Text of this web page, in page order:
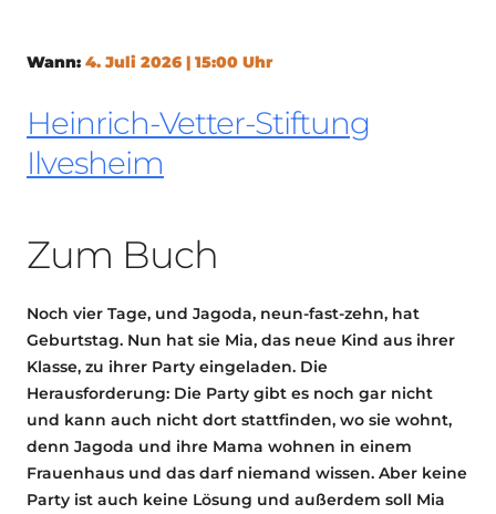
Wann: 4. Juli 2026 | 15:00 Uhr
Heinrich-Vetter-Stiftung
Ilvesheim
Zum Buch
Noch vier Tage, und Jagoda, neun-fast-zehn, hat
Geburtstag. Nun hat sie Mia, das neue Kind aus ihrer
Klasse, zu ihrer Party eingeladen. Die
Herausforderung: Die Party gibt es noch gar nicht
und kann auch nicht dort stattfinden, wo sie wohnt,
denn Jagoda und ihre Mama wohnen in einem
Frauenhaus und das darf niemand wissen. Aber keine
Party ist auch keine Lösung und außerdem soll Mia